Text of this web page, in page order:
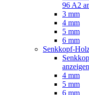
96 A2
3 mm
4 mm
5 mm
6 mm
Senkkopf-
anzeigen
4 mm
5 mm
6 mm